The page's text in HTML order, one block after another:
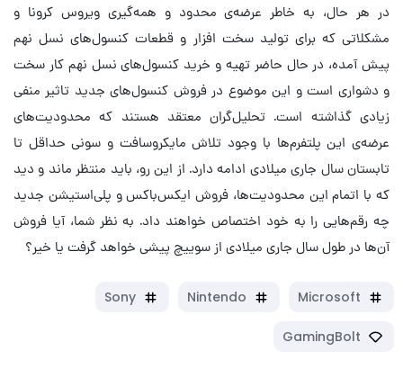
در هر حال، به خاطر عرضه‌ی محدود و همه‌گیری ویروس کرونا و
مشکلاتی که برای تولید سخت افزار و قطعات کنسول‌های نسل نهم
پیش آمده، در حال حاضر تهیه و خرید کنسول‌های نسل نهم کار سخت
و دشواری است و این موضوع در فروش کنسول‌های جدید تاثیر منفی
زیادی گذاشته است. تحلیل‌گران معتقد هستند که محدودیت‌های
عرضه‌ی این پلتفرم‌ها با وجود تلاش مایکروسافت و سونی حداقل تا
تابستان سال جاری میلادی ادامه دارد. از این رو، باید منتظر ماند و دید
که با اتمام این محدودیت‌ها، فروش ایکس‌باکس و پلی‌استیشن جدید
چه رقم‌هایی را به خود اختصاص خواهند داد. به نظر شما، آیا فروش
آن‌ها در طول سال جاری میلادی از سوییچ پیشی خواهد گرفت یا خیر؟
Microsoft
Nintendo
Sony
GamingBolt